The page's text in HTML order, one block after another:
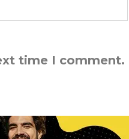
time I comment.